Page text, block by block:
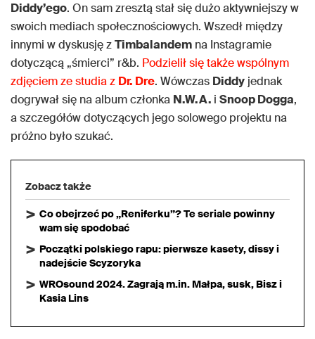
Diddy’ego. On sam zresztą stał się dużo aktywniejszy w
swoich mediach społecznościowych. Wszedł między
innymi w dyskusję zTimbalandem na Instagramie
dotyczącą „śmierci” r&b. Podzielił się także wspólnym
zdjęciem ze studia z Dr. Dre. Wówczas Diddy jednak
dogrywał się na album członka N.W.A. i Snoop Dogga,
a szczegółów dotyczących jego solowego projektu na
próżno było szukać.
Zobacz także
Co obejrzeć po „Reniferku”? Te seriale powinny
wam się spodobać
Początki polskiego rapu: pierwsze kasety, dissy i
nadejście Scyzoryka
WROsound 2024. Zagrają m.in. Małpa, susk, Bisz i
Kasia Lins